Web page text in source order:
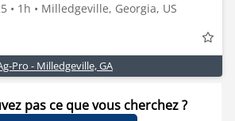
• 1h • Milledgeville, Georgia, US
Pro - Milledgeville, GA
pas ce que vous cherchez ?